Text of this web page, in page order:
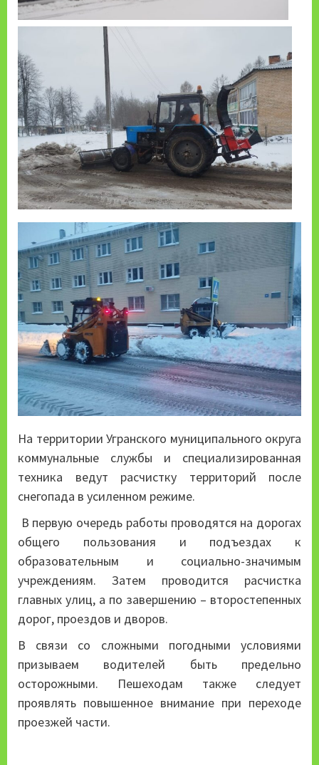
На территории Угранского муниципального округа
коммунальные службы и специализированная
техника ведут расчистку территорий после
снегопада в усиленном режиме.
В первую очередь работы проводятся на дорогах
общего пользования и подъездах к
образовательным и социально-значимым
учреждениям. Затем проводится расчистка
главных улиц, а по завершению – второстепенных
дорог, проездов и дворов.
В связи со сложными погодными условиями
призываем водителей быть предельно
осторожными. Пешеходам также следует
проявлять повышенное внимание при переходе
проезжей части.